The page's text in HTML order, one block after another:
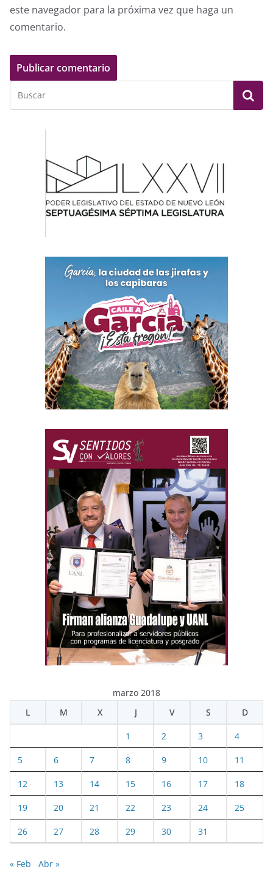
este navegador para la próxima vez que haga un
comentario.
marzo 2018
L
M X J V S D
1 2 3 4
5 6 7 8 9 10 11
12 13 14 15 16 17 18
19 20 21 22 23 24 25
26 27 28 29 30 31
« Feb Abr »